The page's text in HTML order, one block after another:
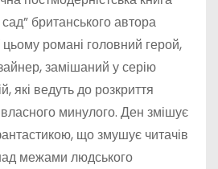
британського автора
романі головний герой,
замішаний у серію
які ведуть до розкриття
минулого. Ден змішує
що змушує читачів
межами людського